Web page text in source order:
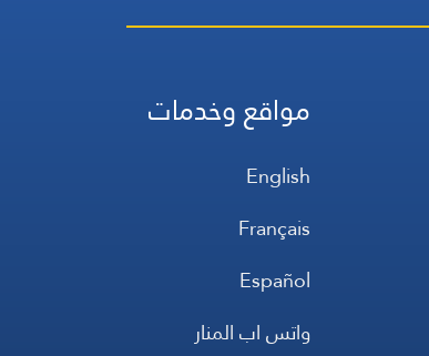
مواقع وخدمات
English
Français
Español
واتس اب المنار